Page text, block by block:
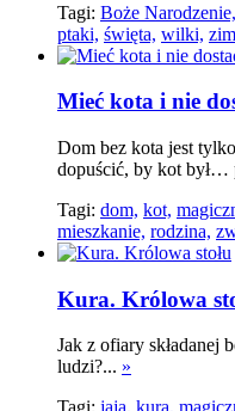
Tagi: Boże Narodzenie,
ptaki, święta, wilki,
Mieć kota i nie
Dom bez kota jest
dopuścić, by kot był…
Tagi: dom, kot,
mieszkanie, rodzina,
Kura. Królowa
Jak z ofiary składanej
ludzi?... »